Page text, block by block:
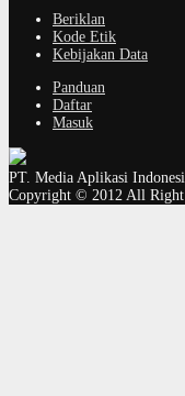
Beriklan
Kode Etik
Kebijakan Data
Panduan
Daftar
Masuk
PT. Media Aplikasi
Copyright © 2012 All Right